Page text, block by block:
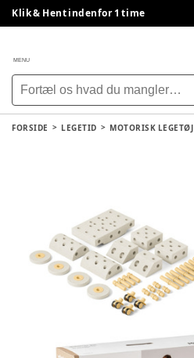
Klik & Hent indenfor 1 time
MENU
FORSIDE LEGETID MOTORISK LEGETØJ